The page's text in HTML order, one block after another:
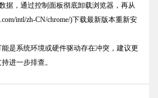
据，通过控制面板彻底卸载浏览器，再从
intl/zh-CN/chrome/)下载最新版本重新安
是系统环境或硬件驱动存在冲突，建议更
进一步排查。